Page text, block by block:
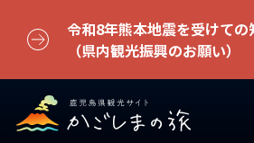
令和8年熊本地震を受けての
（県内観光振興のお願い）